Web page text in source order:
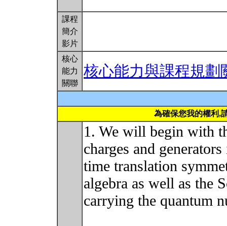
課程
簡介
影片
核心
能力
關聯
核心能力與課程規劃
為確保您我的權利,
1. We will begin with
charges and
time translation
algebra as well as the
carrying the quantum